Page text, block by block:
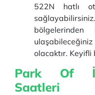
522N hatlı
olacaktır.
Park Of
Saatleri